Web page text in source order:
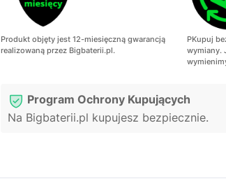
Produkt objęty jest 12-miesięczną gwarancją
realizowaną przez Bigbaterii.pl.
PKupuj
wymiany.
Program Ochrony Kupujących
Na Bigbaterii.pl kupujesz bezpiecznie.